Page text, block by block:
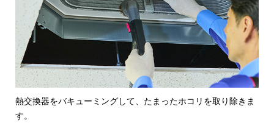
熱交換器をバキューミングして、たまったホコリを取り除きま
す。